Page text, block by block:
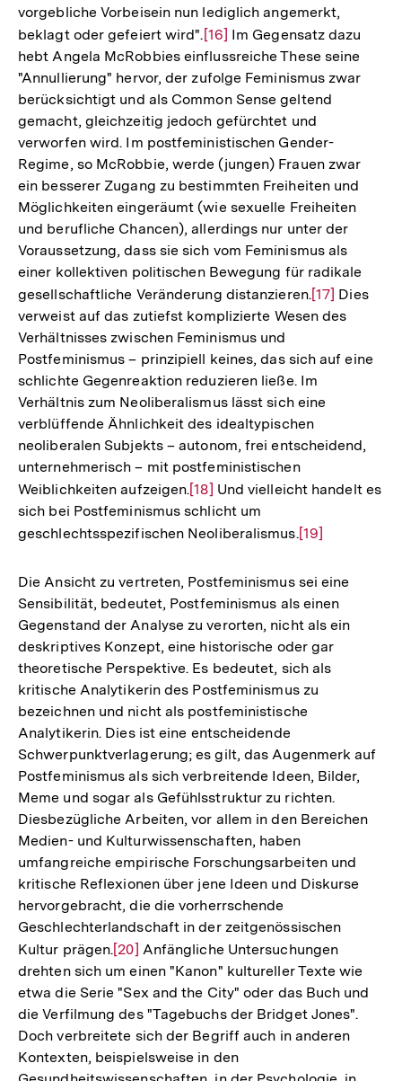
vorgebliche Vorbeisein nun lediglich angemerkt,
beklagt oder gefeiert wird".Zur
Auflösung
der
Fußnote
[16] Im Gegensatz dazu
hebt Angela McRobbies einflussreiche These seine
"Annullierung" hervor, der zufolge Feminismus zwar
berücksichtigt und als Common Sense geltend
gemacht, gleichzeitig jedoch gefürchtet und
verworfen wird. Im postfeministischen Gender-
Regime, so McRobbie, werde (jungen) Frauen zwar
ein besserer Zugang zu bestimmten Freiheiten und
Möglichkeiten eingeräumt (wie sexuelle Freiheiten
und berufliche Chancen), allerdings nur unter der
Voraussetzung, dass sie sich vom Feminismus als
einer kollektiven politischen Bewegung für radikale
gesellschaftliche Veränderung distanzieren.Zur
Auflösung
Fußnote
[17] Dies
verweist auf das zutiefst komplizierte Wesen des
Verhältnisses zwischen Feminismus und
Postfeminismus – prinzipiell keines, das sich auf eine
schlichte Gegenreaktion reduzieren ließe. Im
Verhältnis zum Neoliberalismus lässt sich eine
verblüffende Ähnlichkeit des idealtypischen
neoliberalen Subjekts – autonom, frei entscheidend,
unternehmerisch – mit postfeministischen
Weiblichkeiten aufzeigen.Zur
Auflösung
der
[18] Und vielleicht handelt es
sich bei Postfeminismus schlicht um
geschlechtsspezifischen Neoliberalismus.Zur
der
Fußnote
[19]
Die Ansicht zu vertreten, Postfeminismus sei eine
Sensibilität, bedeutet, Postfeminismus als einen
Gegenstand der Analyse zu verorten, nicht als ein
deskriptives Konzept, eine historische oder gar
theoretische Perspektive. Es bedeutet, sich als
kritische Analytikerin des Postfeminismus zu
bezeichnen und nicht als postfeministische
Analytikerin. Dies ist eine entscheidende
Schwerpunktverlagerung; es gilt, das Augenmerk auf
Postfeminismus als sich verbreitende Ideen, Bilder,
Meme und sogar als Gefühlsstruktur zu richten.
Diesbezügliche Arbeiten, vor allem in den Bereichen
Medien- und Kulturwissenschaften, haben
umfangreiche empirische Forschungsarbeiten und
kritische Reflexionen über jene Ideen und Diskurse
hervorgebracht, die die vorherrschende
Geschlechterlandschaft in der zeitgenössischen
Kultur prägen.Zur
Auflösung
der
Fußnote
[20] Anfängliche Untersuchungen
drehten sich um einen "Kanon" kultureller Texte wie
etwa die Serie "Sex and the City" oder das Buch und
die Verfilmung des "Tagebuchs der Bridget Jones".
Doch verbreitete sich der Begriff auch in anderen
Kontexten, beispielsweise in den